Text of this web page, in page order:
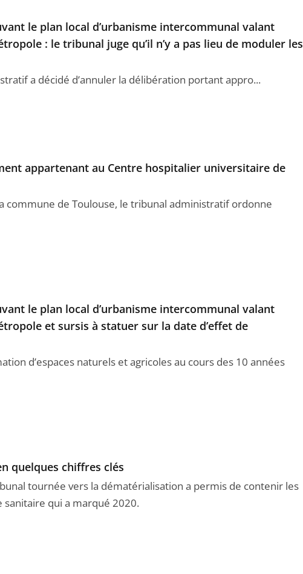
le plan local d’urbanisme intercommunal valant
: le tribunal juge qu’il n’y a pas lieu de moduler les
a décidé d’annuler la délibération portant appro...
appartenant au Centre hospitalier universitaire de
commune de Toulouse, le tribunal administratif ordonne
le plan local d’urbanisme intercommunal valant
et sursis à statuer sur la date d’effet de
d’espaces naturels et agricoles au cours des 10 années
quelques chiffres clés
tournée vers la dématérialisation a permis de contenir les
sanitaire qui a marqué 2020.